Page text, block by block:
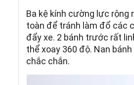
Ba kệ kính cường lực rộng
toàn để tránh làm đổ các
đẩy xe. 2 bánh trước rất
thể xoay 360 độ. Nan
chắc chắn.